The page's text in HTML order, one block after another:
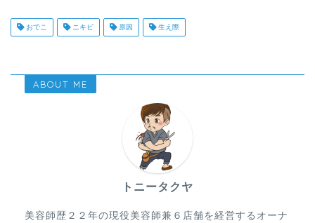
おでこ ニキビ 原因 生え際
ABOUT ME
トニータクヤ
美容師歴２２年の現役美容師兼６店舗を経営するオーナ